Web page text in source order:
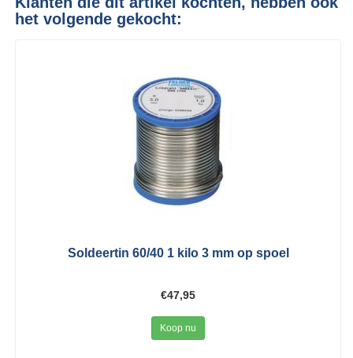
het volgende gekocht:
Soldeertin 60/40 1 kilo 3 mm op spoel
€47,95
Koop nu